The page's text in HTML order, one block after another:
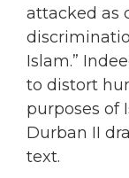
attacked as
Islam.”
to distort
purposes of
Durban II
text.